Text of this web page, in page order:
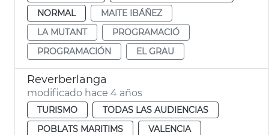
NORMAL
MAITE IBÁÑEZ
LA MUTANT
PROGRAMACIÓ
PROGRAMACIÓN
EL GRAU
Reverberlanga
modificado hace 4 años
TURISMO
TODAS LAS AUDIENCIAS
POBLATS MARITIMS
VALENCIA